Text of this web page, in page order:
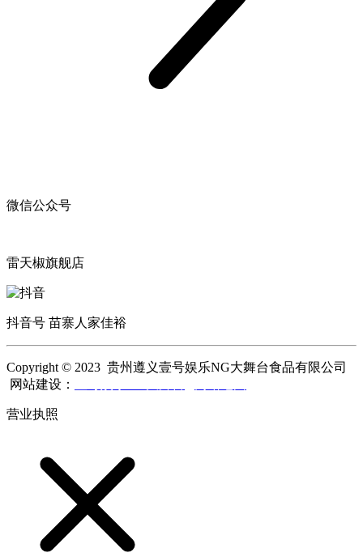
微信公众号
雷天椒旗舰店
抖音号 苗寨人家佳裕
Copyright © 2023 贵州遵义壹号娱乐NG大舞台食品有限公司
网站建设：
营业执照